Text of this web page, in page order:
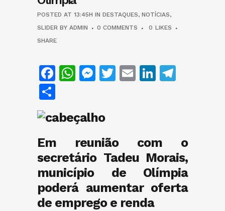
POSTED AT 13:45H IN DESTAQUES, NOTÍCIAS,
SLIDER BY ADMIN 0 COMMENTS 0 LIKES
SHARE
Facebook
WhatsApp
Messenger
Twitter
EmailLinkedIn
Em reunião com o
secretário Tadeu Morais,
município de Olímpia
poderá aumentar oferta
de emprego e renda